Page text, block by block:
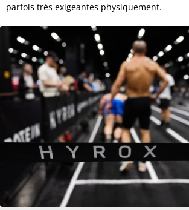
parfois très exigeantes physiquement.